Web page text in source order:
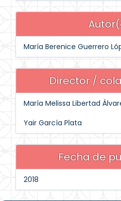
María Berenice Guerrero
Director /
María Melissa Libertad
Yair García Plata
Fecha de
2018